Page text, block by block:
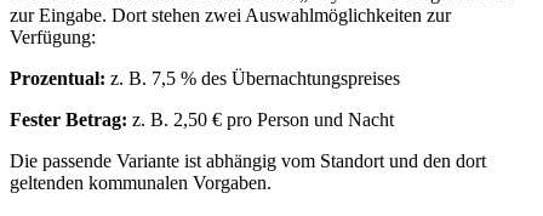
zur Eingabe. Dort stehen zwei Auswahlmöglichkeiten zur
Verfügung:
Prozentual: z. B. 7,5 % des Übernachtungspreises
Fester Betrag: z. B. 2,50 € pro Person und Nacht
Die passende Variante ist abhängig vom Standort und den dort
geltenden kommunalen Vorgaben.